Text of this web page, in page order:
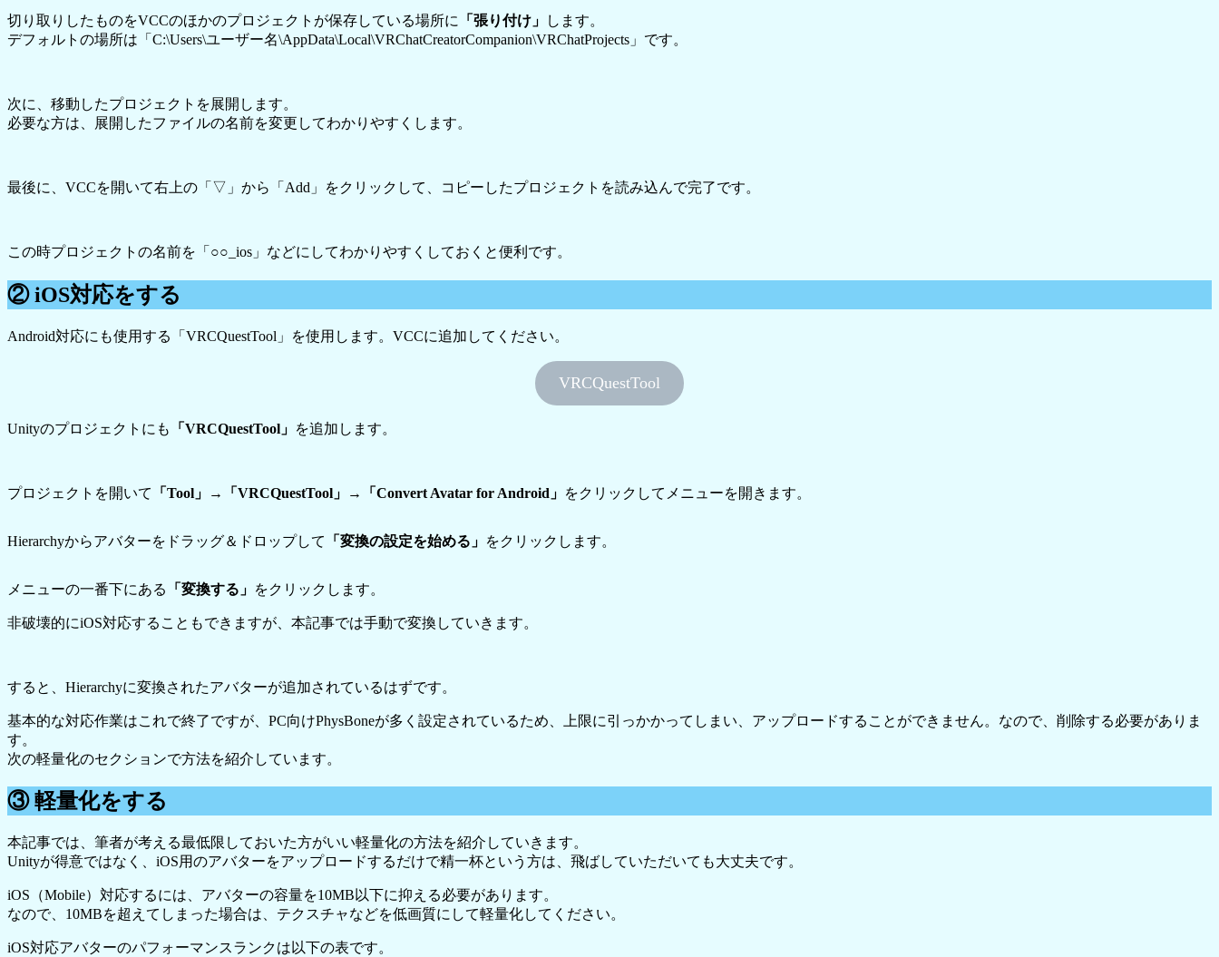
切り取りしたものをVCCのほかのプロジェクトが保存している場所に 「張り付け」
します。
デフォルトの場所は「C:\Users\ユーザー名\AppData\Local\VRChatCreatorCompanion\VRChatProjects」です。
次に、移動したプロジェクトを展開します。
必要な方は、展開したファイルの名前を変更してわかりやすくします。
最後に、VCCを開いて右上の「▽」から「Add」をクリックして、コピーしたプロジェクトを読み込んで完了です。
この時プロジェクトの名前を「○○_ios」などにしてわかりやすくしておくと便利です。
② iOS対応をする
Android対応にも使用する「VRCQuestTool」を使用します。VCCに追加してください。
VRCQuestTool
Unityのプロジェクトにも 「VRCQuestTool」 を追加します。
プロジェクトを開いて 「Tool」→「VRCQuestTool」→「Convert Avatar for Android」 をクリックしてメニューを開きます。
Hierarchyからアバターをドラッグ＆ドロップして 「変換の設定を始める」 をクリックします。
メニューの一番下にある 「変換する」 をクリックします。
非破壊的にiOS対応することもできますが、本記事では手動で変換していきます。
すると、Hierarchyに変換されたアバターが追加されているはずです。
基本的な対応作業はこれで終了ですが、PC向けPhysBoneが多く設定されているため、上限に引っかかってしまい、アップロードすることができません。なので、削除する必要がありま
す。
次の軽量化のセクションで方法を紹介しています。
③ 軽量化をする
本記事では、筆者が考える最低限しておいた方がいい軽量化の方法を紹介していきます。
Unityが得意ではなく、iOS用のアバターをアップロードするだけで精一杯という方は、飛ばしていただいても大丈夫です。
iOS（Mobile）対応するには、アバターの容量を10MB以下に抑える必要があります。
なので、10MBを超えてしまった場合は、テクスチャなどを低画質にして軽量化してください。
iOS対応アバターのパフォーマンスランクは以下の表です。